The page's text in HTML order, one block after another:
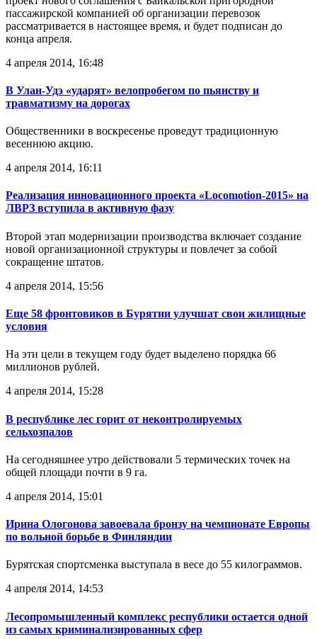
пассажирской компанией об организации перевозок
рассматривается в настоящее время, и будет подписан до
конца апреля.
4 апреля 2014, 16:48
В Улан-Удэ «ударят» велопробегом по пьянству и
травматизму на дорогах
Общественники в воскресенье проведут традиционную
весеннюю акцию.
4 апреля 2014, 16:11
Реализация инновационного проекта «Locomotion-2015» на
ЛВРЗ вступила в активную фазу
Второй этап модернизации производства включает создание
новой организационной структуры и повлечет за собой
сокращение штатов.
4 апреля 2014, 15:56
Еще 58 фронтовиков в Бурятии улучшат свои жилищные
условия
На эти цели в текущем году будет выделено порядка 66
миллионов рублей.
4 апреля 2014, 15:28
В республике лес горит от неконтролируемых
сельхозпалов
На сегодняшнее утро действовали 5 термических точек на
общей площади почти в 9 га.
4 апреля 2014, 15:01
Ирина Ологонова завоевала бронзу на чемпионате Европы
по вольной борьбе в Финляндии
Бурятская спортсменка выступала в весе до 55 килограммов.
4 апреля 2014, 14:53
Лесопромышленный комплекс республики остается одной
из самых криминализированных сфер